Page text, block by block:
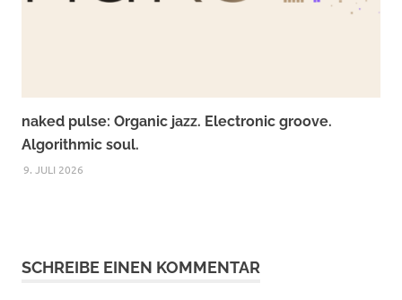
naked pulse: Organic jazz. Electronic groove.
Algorithmic soul.
9. JULI 2026
SCHREIBE EINEN KOMMENTAR